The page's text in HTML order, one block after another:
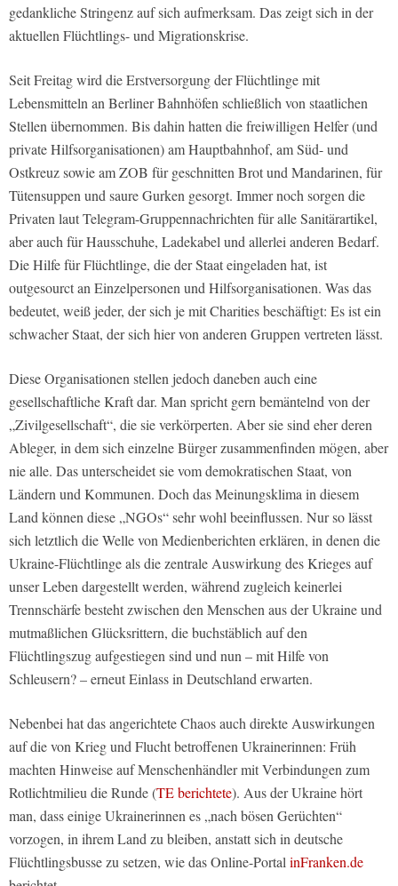
gedankliche Stringenz auf sich aufmerksam. Das zeigt sich in der
aktuellen Flüchtlings- und Migrationskrise.
Seit Freitag wird die Erstversorgung der Flüchtlinge mit
Lebensmitteln an Berliner Bahnhöfen schließlich von staatlichen
Stellen übernommen. Bis dahin hatten die freiwilligen Helfer (und
private Hilfsorganisationen) am Hauptbahnhof, am Süd- und
Ostkreuz sowie am ZOB für geschnitten Brot und Mandarinen, für
Tütensuppen und saure Gurken gesorgt. Immer noch sorgen die
Privaten laut Telegram-Gruppennachrichten für alle Sanitärartikel,
aber auch für Hausschuhe, Ladekabel und allerlei anderen Bedarf.
Die Hilfe für Flüchtlinge, die der Staat eingeladen hat, ist
outgesourct an Einzelpersonen und Hilfsorganisationen. Was das
bedeutet, weiß jeder, der sich je mit Charities beschäftigt: Es ist ein
schwacher Staat, der sich hier von anderen Gruppen vertreten lässt.
Diese Organisationen stellen jedoch daneben auch eine
gesellschaftliche Kraft dar. Man spricht gern bemäntelnd von der
„Zivilgesellschaft“, die sie verkörperten. Aber sie sind eher deren
Ableger, in dem sich einzelne Bürger zusammenfinden mögen, aber
nie alle. Das unterscheidet sie vom demokratischen Staat, von
Ländern und Kommunen. Doch das Meinungsklima in diesem
Land können diese „NGOs“ sehr wohl beeinflussen. Nur so lässt
sich letztlich die Welle von Medienberichten erklären, in denen die
Ukraine-Flüchtlinge als die zentrale Auswirkung des Krieges auf
unser Leben dargestellt werden, während zugleich keinerlei
Trennschärfe besteht zwischen den Menschen aus der Ukraine und
mutmaßlichen Glücksrittern, die buchstäblich auf den
Flüchtlingszug aufgestiegen sind und nun – mit Hilfe von
Schleusern? – erneut Einlass in Deutschland erwarten.
Nebenbei hat das angerichtete Chaos auch direkte Auswirkungen
auf die von Krieg und Flucht betroffenen Ukrainerinnen: Früh
machten Hinweise auf Menschenhändler mit Verbindungen zum
Rotlichtmilieu die Runde (TE berichtete). Aus der Ukraine hört
man, dass einige Ukrainerinnen es „nach bösen Gerüchten“
vorzogen, in ihrem Land zu bleiben, anstatt sich in deutsche
Flüchtlingsbusse zu setzen, wie das Online-PortalinFranken.de